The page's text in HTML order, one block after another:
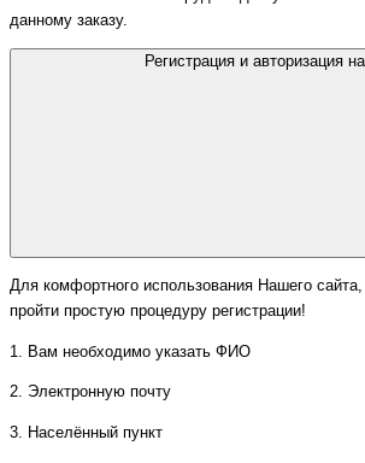
данному заказу.
Регистрация и авторизация
Для комфортного использования Нашего
пройти простую процедуру регистрации!
1. Вам необходимо указать ФИО
2. Электронную почту
3. Населённый пункт